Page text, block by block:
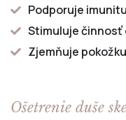
Podporuje imunitu
Stimuluje činnosť
Zjemňuje
Ošetrenie duše